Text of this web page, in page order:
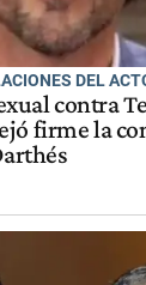
DEL
contra
firme la